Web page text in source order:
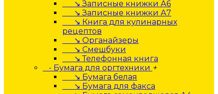
↘ Записные книжки А6
↘ Записные книжки А7
↘ Книга для кулинарных
рецептов
↘ Органайзеры
↘ Смешбуки
↘ Телефонная книга
- Бумага для оргтехники +
↘ Бумага белая
↘ Бумага для факса